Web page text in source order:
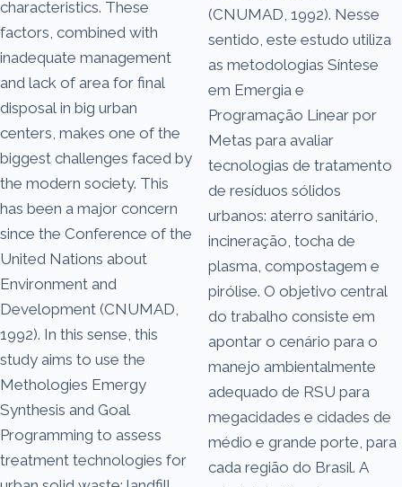
characteristics. These
factors, combined with
inadequate management
and lack of area for final
disposal in big urban
centers, makes one of the
biggest challenges faced by
the modern society. This
has been a major concern
since the Conference of the
United Nations about
Environment and
Development (CNUMAD,
1992). In this sense, this
study aims to use the
Methologies Emergy
Synthesis and Goal
Programming to assess
treatment technologies for
(CNUMAD, 1992). Nesse
sentido, este estudo utiliza
as metodologias Síntese
em Emergia e
Programação Linear por
Metas para avaliar
tecnologias de tratamento
de resíduos sólidos
urbanos: aterro sanitário,
incineração, tocha de
plasma, compostagem e
pirólise. O objetivo central
do trabalho consiste em
apontar o cenário para o
manejo ambientalmente
adequado de RSU para
megacidades e cidades de
médio e grande porte, para
cada região do Brasil. A